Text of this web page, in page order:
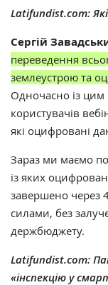
Latifundist.com:
Сергій
переведення
землеустрою та
Одночасно із
користувачів
які оцифровані
Зараз ми маємо
із яких
завершено через
силами, без
держбюджету.
Latifundist.com:
«інспекцію у